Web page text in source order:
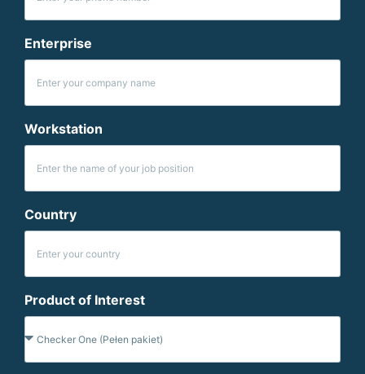
Enterprise
Workstation
Country
Product of Interest